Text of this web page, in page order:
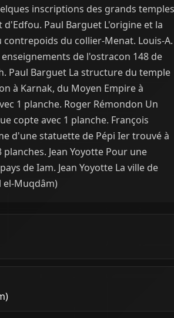
inscriptions des grands temples
d'Edfou. Paul Barguet L'origine et la
du collier-Menat. Louis-A.
de l'ostracon 148 de
Paul Barguet La structure du temple
à Karnak, du Moyen Empire à
1 planche. Roger Rémondon Un
copte avec 1 planche. François
d'une statuette de Pépi Ier trouvé à
planches. Jean Yoyotte Pour une
de Iam. Jean Yoyotte La ville de
el-Muqdâm)